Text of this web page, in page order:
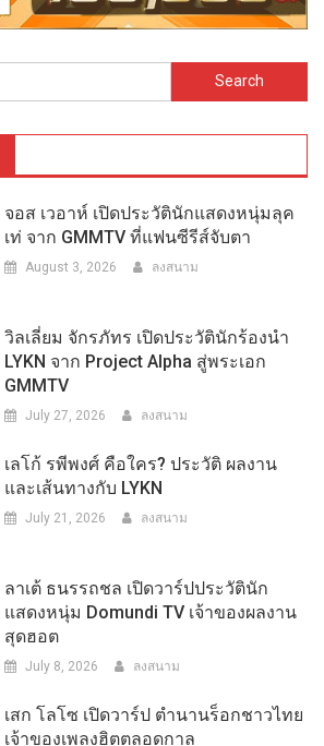
Search
for:
จอส เวอาห์ เปิดประวัตินักแสดงหนุ่มลุค
เท่ จาก GMMTV ที่แฟนซีรีส์จับตา
August 3, 2026 ลงสนาม
วิลเลี่ยม จักรภัทร เปิดประวัตินักร้องนำ
LYKN จาก Project Alpha สู่พระเอก
GMMTV
July 27, 2026 ลงสนาม
เลโก้ รพีพงศ์ คือใคร? ประวัติ ผลงาน
และเส้นทางกับ LYKN
July 21, 2026 ลงสนาม
ลาเต้ ธนรรถชล เปิดวาร์ปประวัตินัก
แสดงหนุ่ม Domundi TV เจ้าของผลงาน
สุดฮอต
July 8, 2026 ลงสนาม
เสก โลโซ เปิดวาร์ป ตำนานร็อกชาวไทย
เจ้าของเพลงฮิตตลอดกาล